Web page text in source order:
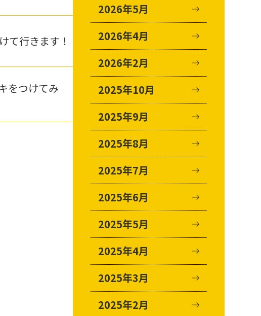
て行きます！
をつけてみ
2026年5月
2026年4月
2026年2月
2025年10月
2025年9月
2025年8月
2025年7月
2025年6月
2025年5月
2025年4月
2025年3月
2025年2月